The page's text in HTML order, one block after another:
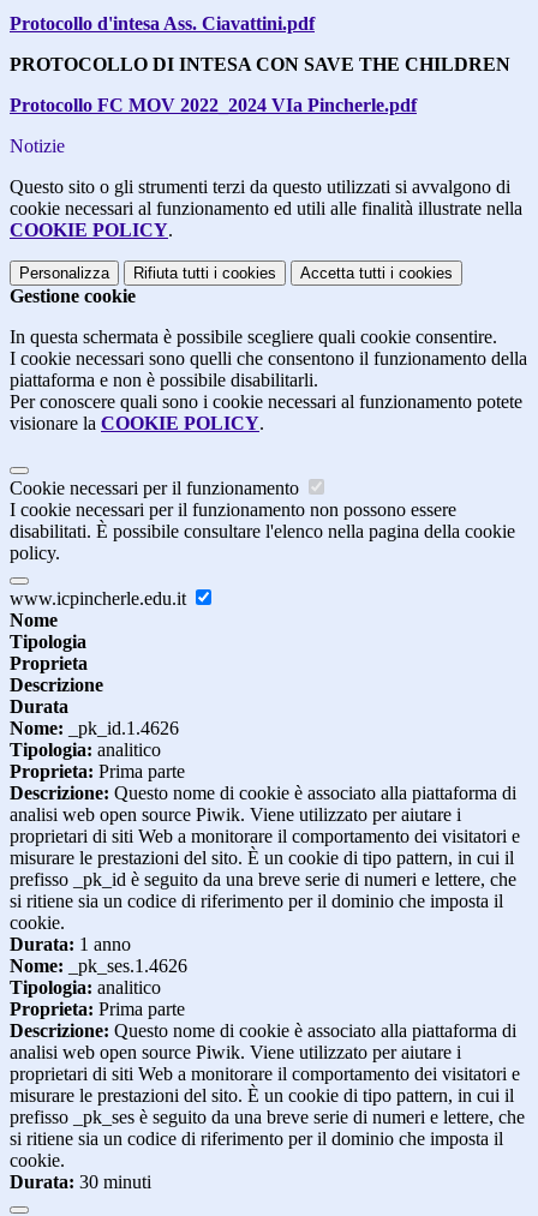
Protocollo d'intesa Ass. Ciavattini.pdf
PROTOCOLLO DI INTESA CON SAVE THE CHILDREN
Protocollo FC MOV 2022_2024 VIa Pincherle.pdf
Notizie
Questo sito o gli strumenti terzi da questo utilizzati si avvalgono di
cookie necessari al funzionamento ed utili alle finalità illustrate nella
COOKIE POLICY.
Personalizza Rifiuta tutti i cookies Accetta tutti i cookies
Gestione cookie
In questa schermata è possibile scegliere quali cookie consentire.
I cookie necessari sono quelli che consentono il funzionamento della
piattaforma e non è possibile disabilitarli.
Per conoscere quali sono i cookie necessari al funzionamento potete
visionare la COOKIE POLICY.
Cookie necessari per il funzionamento
I cookie necessari per il funzionamento non possono essere
disabilitati. È possibile consultare l'elenco nella pagina della cookie
policy.
www.icpincherle.edu.it
Nome
Tipologia
Proprieta
Descrizione
Durata
Nome: _pk_id.1.4626
Tipologia: analitico
Proprieta: Prima parte
Descrizione: Questo nome di cookie è associato alla piattaforma di
analisi web open source Piwik. Viene utilizzato per aiutare i
proprietari di siti Web a monitorare il comportamento dei visitatori e
misurare le prestazioni del sito. È un cookie di tipo pattern, in cui il
prefisso _pk_id è seguito da una breve serie di numeri e lettere, che
si ritiene sia un codice di riferimento per il dominio che imposta il
cookie.
Durata: 1 anno
Nome: _pk_ses.1.4626
Tipologia: analitico
Proprieta: Prima parte
Descrizione: Questo nome di cookie è associato alla piattaforma di
analisi web open source Piwik. Viene utilizzato per aiutare i
proprietari di siti Web a monitorare il comportamento dei visitatori e
misurare le prestazioni del sito. È un cookie di tipo pattern, in cui il
prefisso _pk_ses è seguito da una breve serie di numeri e lettere, che
si ritiene sia un codice di riferimento per il dominio che imposta il
cookie.
Durata: 30 minuti